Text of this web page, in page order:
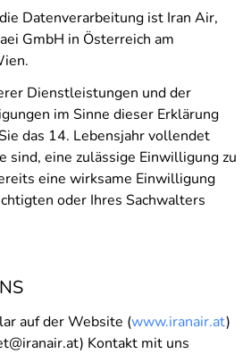
Datenverarbeitung ist Iran Air,
GmbH in Österreich am
Dienstleistungen und der
im Sinne dieser Erklärung
das 14. Lebensjahr vollendet
sind, eine zulässige Einwilligung zu
eine wirksame Einwilligung
oder Ihres Sachwalters
auf der Website (www.iranair.at)
Kontakt mit uns